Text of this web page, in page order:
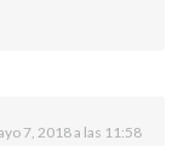
7, 2018 a las 11:58